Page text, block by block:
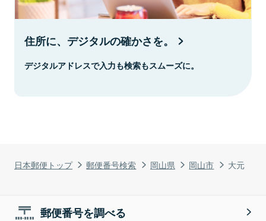
日本郵便トップ 郵便番号検索 岡山県 岡山市 大元
住所に、デジタルの確かさを。
デジタルアドレスで入力も検索もスムーズに。
郵便番号を調べる